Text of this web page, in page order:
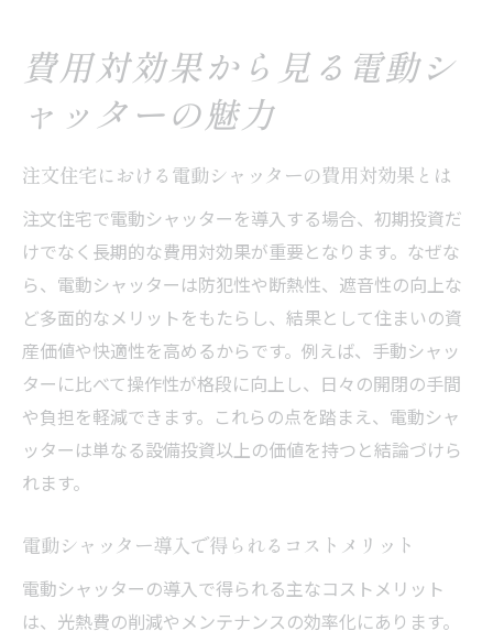
費用対効果から見る電動シ
ャッターの魅力
注文住宅における電動シャッターの費用対効果とは
注文住宅で電動シャッターを導入する場合、初期投資だ
けでなく長期的な費用対効果が重要となります。なぜな
ら、電動シャッターは防犯性や断熱性、遮音性の向上な
ど多面的なメリットをもたらし、結果として住まいの資
産価値や快適性を高めるからです。例えば、手動シャッ
ターに比べて操作性が格段に向上し、日々の開閉の手間
や負担を軽減できます。これらの点を踏まえ、電動シャ
ッターは単なる設備投資以上の価値を持つと結論づけら
れます。
電動シャッター導入で得られるコストメリット
電動シャッターの導入で得られる主なコストメリット
は、光熱費の削減やメンテナンスの効率化にあります。